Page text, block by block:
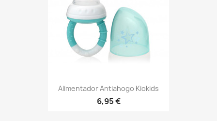
Alimentador Antiahogo Kiokids
6,95 €